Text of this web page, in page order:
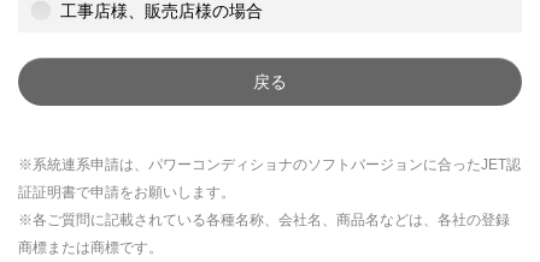
工事店様、販売店様の場合
戻る
※系統連系申請は、パワーコンディショナのソフトバージョンに合ったJET認
証証明書で申請をお願いします。
※各ご質問に記載されている各種名称、会社名、商品名などは、各社の登録
商標または商標です。